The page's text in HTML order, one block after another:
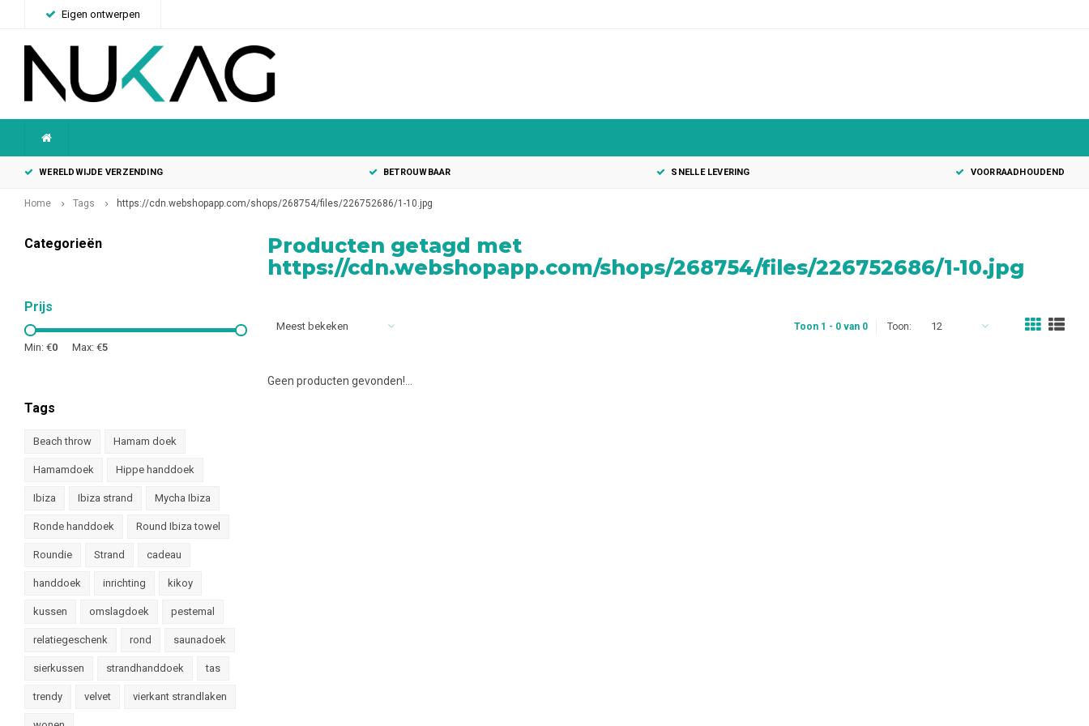
Eigen ontwerpen
WERELDWIJDE VERZENDING BETROUWBAAR SNELLE LEVERING VOORRAADHOUDEND
Home Tags https://cdn.webshopapp.com/shops/268754/files/226752686/1-10.jpg
Categorieën
Prijs
Min: €0 Max: €5
Tags
Beach throw Hamam doek
Hamamdoek Hippe handdoek
Ibiza Ibiza strand Mycha Ibiza
Ronde handdoek Round Ibiza towel
Roundie Strand cadeau
handdoek inrichting kikoy
kussen omslagdoek pestemal
relatiegeschenk rond saunadoek
sierkussen strandhanddoek tas
trendy velvet vierkant strandlaken
Producten getagd met
https://cdn.webshopapp.com/shops/268754/files/226752686/1-10.jpg
Meest bekeken Toon 1 - 0 van 0 Toon: 12
Geen producten gevonden!...